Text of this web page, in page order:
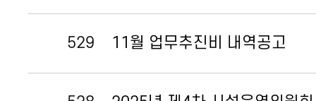
529 11월 업무추진비 내역공고